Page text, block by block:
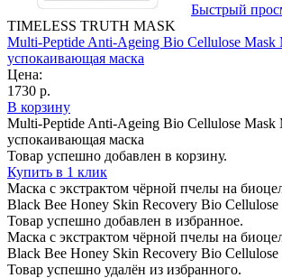
Быстрый
TIMELESS TRUTH MASK
Multi-Peptide Anti-Ageing Bio Cellulose Mask
успокаивающая маска
Цена:
1730 р.
В корзину
Multi-Peptide Anti-Ageing Bio Cellulose Mask
успокаивающая маска
Товар успешно добавлен в корзину.
Купить в 1 клик
Маска с экстрактом чёрной пчелы на
Black Bee Honey Skin Recovery Bio Cellulose
Товар успешно добавлен в избранное.
Маска с экстрактом чёрной пчелы на
Black Bee Honey Skin Recovery Bio Cellulose
Товар успешно удалён из избранного.